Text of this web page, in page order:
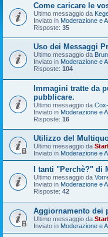
Come caricare le
Ultimo messaggio da
Inviato in Moderazione e
Risposte: 35
Uso dei Messaggi
Ultimo messaggio da
Inviato in Moderazione e
Risposte: 104
Immagini tratte da
pubblicare.
Ultimo messaggio da
Inviato in Moderazione e
Risposte: 16
Utilizzo del
Ultimo messaggio da
Inviato in Moderazione e
I tanti "Perchè?" di
Ultimo messaggio da
Inviato in Moderazione e
Risposte: 42
Aggiornamento dei
Ultimo messaggio da
Inviato in Moderazione e